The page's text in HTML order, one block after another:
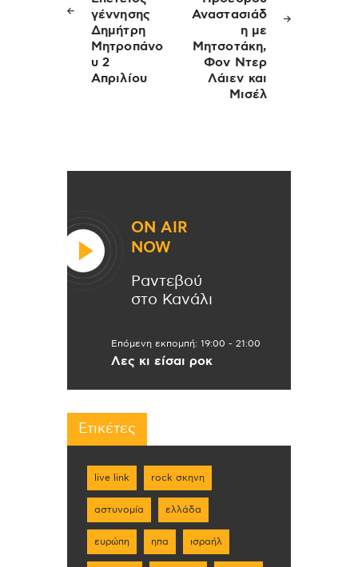
γέννησης
Δημήτρη
Μητροπάνο
υ 2
Απριλίου
Αναστασιάδ
η με
Μητσοτάκη,
Φον Ντερ
Λάιεν και
Μισέλ
ON AIR
NOW
Ραντεβού
στο Κανάλι
Επόμενη εκπομπή: 19:00 - 21:00
Λες κι είσαι ροκ
Ετικέτες
live link rock σκηνη
αστυνομία ελλάδα
ευρώπη ηπα ισραήλ